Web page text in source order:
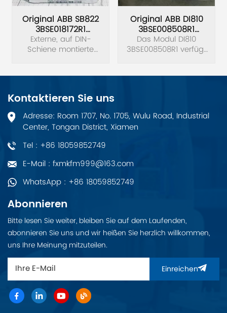
Original ABB SB822
3BSE018172R1
Batterieeinheitsmodul
Externe, auf DIN-
Schiene montierte
800M-Controller,
Ionen-Batterie, 24-V-
DC-Stecker und
Verbindungskabel
TK821V020. Breite=85
mm. Äquivalente
Menge Lithiummetall =
0,8 g (0,03 ozï¼
Original ABB DI810
3BSE008508R1
Digitales
Eingangsmodul
Das Modul DI810
3BSE008508R1 verfügt
Eingangsspannungsbereich
Eingangsstrom beträgt
6 mA bei 24 V.
Kontaktieren Sie uns
Adresse: Room 1707, No. 1705, Wulu Road, Industrial
Center, Tongan District, Xiamen
Tel : +86 18059852749
E-Mail : fxmkfm999@163.com
WhatsApp : +86 18059852749
Abonnieren
Bitte lesen Sie weiter, bleiben Sie auf dem Laufenden,
abonnieren Sie uns und wir heißen Sie herzlich willkommen,
uns Ihre Meinung mitzuteilen.
Einreichen